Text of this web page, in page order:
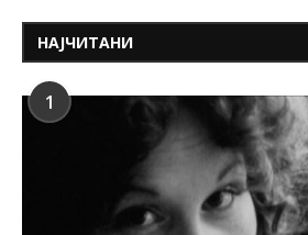
НАЈЧИТАНИ
1